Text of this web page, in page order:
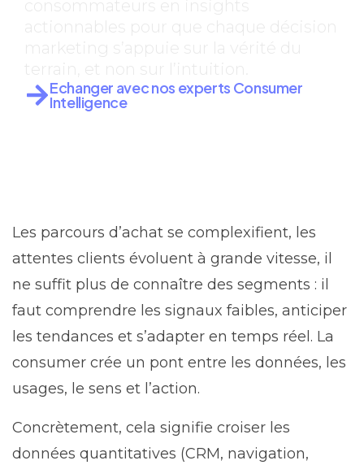
consommateurs en insights
actionnables pour que chaque décision
marketing s’appuie sur la vérité du
terrain, et non sur l’intuition.
Echanger avec nos experts Consumer
Intelligence
Les parcours d’achat se complexifient, les
attentes clients évoluent à grande vitesse, il
ne suffit plus de connaître des segments : il
faut comprendre les signaux faibles, anticiper
les tendances et s’adapter en temps réel. La
consumer crée un pont entre les données, les
usages, le sens et l’action.
Concrètement, cela signifie croiser les
données quantitatives (CRM, navigation,